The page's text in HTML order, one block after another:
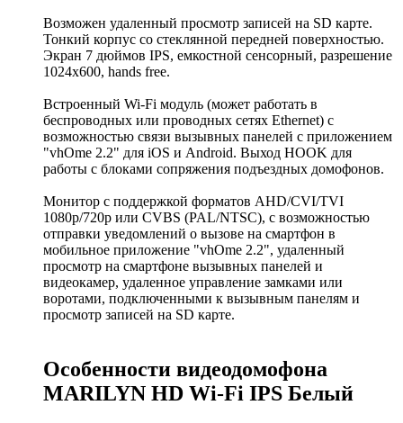
Возможен удаленный просмотр записей на SD карте.
Тонкий корпус со стеклянной передней поверхностью.
Экран 7 дюймов IPS, емкостной сенсорный, разрешение
1024x600, hands free.
Встроенный Wi-Fi модуль (может работать в
беспроводных или проводных сетях Ethernet) с
возможностью связи вызывных панелей с приложением
"vhOme 2.2" для iOS и Android. Выход HOOK для
работы с блоками сопряжения подъездных домофонов.
Монитор с поддержкой форматов AHD/CVI/TVI
1080р/720p или CVBS (PAL/NTSC), с возможностью
отправки уведомлений о вызове на смартфон в
мобильное приложение "vhOme 2.2", удаленный
просмотр на смартфоне вызывных панелей и
видеокамер, удаленное управление замками или
воротами, подключенными к вызывным панелям и
просмотр записей на SD карте.
Особенности видеодомофона
MARILYN HD Wi-Fi IPS Белый